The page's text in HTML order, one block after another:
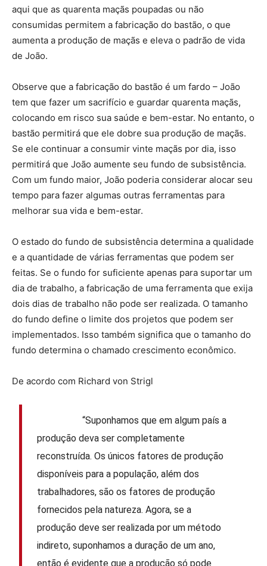
aqui que as quarenta maçãs poupadas ou não
consumidas permitem a fabricação do bastão, o que
aumenta a produção de maçãs e eleva o padrão de vida
de João.
Observe que a fabricação do bastão é um fardo – João
tem que fazer um sacrifício e guardar quarenta maçãs,
colocando em risco sua saúde e bem-estar. No entanto, o
bastão permitirá que ele dobre sua produção de maçãs.
Se ele continuar a consumir vinte maçãs por dia, isso
permitirá que João aumente seu fundo de subsistência.
Com um fundo maior, João poderia considerar alocar seu
tempo para fazer algumas outras ferramentas para
melhorar sua vida e bem-estar.
O estado do fundo de subsistência determina a qualidade
e a quantidade de várias ferramentas que podem ser
feitas. Se o fundo for suficiente apenas para suportar um
dia de trabalho, a fabricação de uma ferramenta que exija
dois dias de trabalho não pode ser realizada. O tamanho
do fundo define o limite dos projetos que podem ser
implementados. Isso também significa que o tamanho do
fundo determina o chamado crescimento econômico.
De acordo com Richard von Strigl
“Suponhamos que em algum país a
produção deva ser completamente
reconstruída. Os únicos fatores de produção
disponíveis para a população, além dos
trabalhadores, são os fatores de produção
fornecidos pela natureza. Agora, se a
produção deve ser realizada por um método
indireto, suponhamos a duração de um ano,
então é evidente que a produção só pode